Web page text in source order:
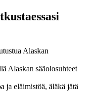
Alaskan
Alaskan sääolosuhteet
ja eläimistöä, äläkä jätä